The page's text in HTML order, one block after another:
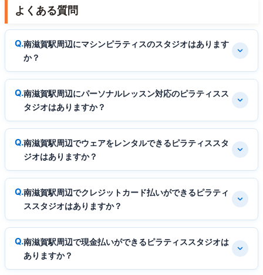
よくある質問
南滋賀駅周辺にマシンピラティスのスタジオはあります
か？
南滋賀駅周辺にパーソナルレッスン対応のピラティスス
タジオはありますか？
南滋賀駅周辺でウェアをレンタルできるピラティススタ
ジオはありますか？
南滋賀駅周辺でクレジットカード払いができるピラティ
ススタジオはありますか？
南滋賀駅周辺で現金払いができるピラティススタジオは
ありますか？